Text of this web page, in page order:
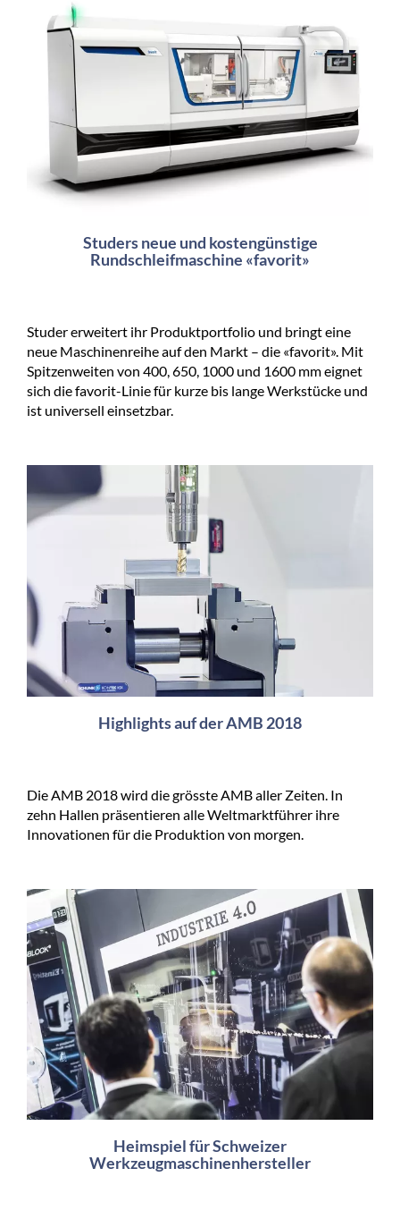
Studers neue und kostengünstige
Rundschleifmaschine «favorit»
Studer erweitert ihr Produktportfolio und bringt eine
neue Maschinenreihe auf den Markt – die «favorit». Mit
Spitzenweiten von 400, 650, 1000 und 1600 mm eignet
sich die favorit-Linie für kurze bis lange Werkstücke und
ist universell einsetzbar.
Highlights auf der AMB 2018
Die AMB 2018 wird die grösste AMB aller Zeiten. In
zehn Hallen präsentieren alle Weltmarktführer ihre
Innovationen für die Produktion von morgen.
Heimspiel für Schweizer
Werkzeugmaschinenhersteller